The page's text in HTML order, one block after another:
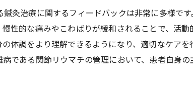
灸治療に関するフィードバックは非常に多様で
性的な痛みやこわばりが緩和されることで、活
体調をより理解できるようになり、適切なケア
である関節リウマチの管理において、患者自身